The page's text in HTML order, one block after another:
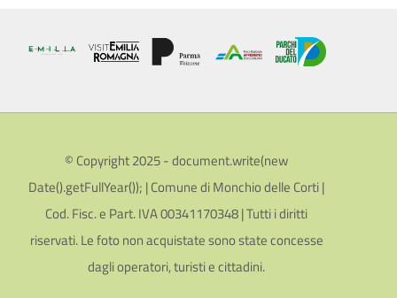
© Copyright 2025 - document.write(new
Date().getFullYear()); | Comune di Monchio delle Corti |
Cod. Fisc. e Part. IVA 00341170348 | Tutti i diritti
riservati. Le foto non acquistate sono state concesse
dagli operatori, turisti e cittadini.